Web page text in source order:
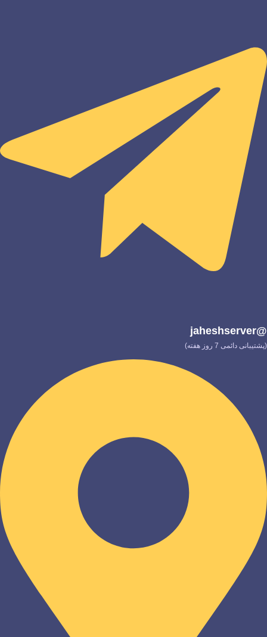
@jaheshserver
(پشتیبانی دائمی 7 روز هفته)